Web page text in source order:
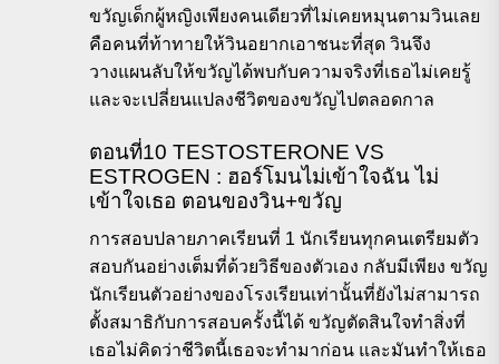
ขวัญเด็กผู้หญิงเพียงคนเดียวที่ไม่เคยหมุนตามวินเลย
คือคนที่ท้าทายให้วินอยากเอาชนะที่สุด วินจึง
วางแผนลับให้ขวัญได้พบกับความจริงที่เธอไม่เคยรู้
และจะเปลี่ยนแปลงชีวิตของขวัญไปตลอดกาล
ตอนที่10 TESTOSTERONE VS
ESTROGEN : ฮอร์โมนไม่เข้าใจฉัน ไม่
เข้าใจเธอ ตอนของวิน+ขวัญ
การสอบปลายภาคเรียนที่ 1 นักเรียนทุกคนเตรียมตัว
สอบกันอย่างเต็มที่ด้วยวิธีของตัวเอง กลับมีเพียง ขวัญ
นักเรียนตัวอย่างของโรงเรียนเท่านั้นที่ยังไม่สามารถ
ตั้งสมาธิกับการสอบครั้งนี้ได้ ขวัญตัดสินใจทำสิ่งที่
เธอไม่คิดว่าชีวิตนี้เธอจะทำมาก่อน และมันทำให้เธอ